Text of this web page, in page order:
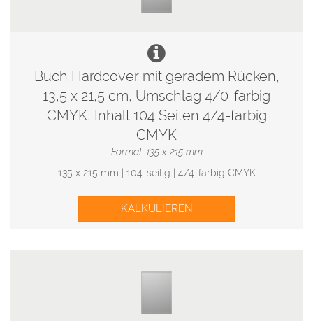
Buch Hardcover mit geradem Rücken,
13,5 x 21,5 cm, Umschlag 4/0-farbig
CMYK, Inhalt 104 Seiten 4/4-farbig
CMYK
Format: 135 x 215 mm
135 x 215 mm | 104-seitig | 4/4-farbig CMYK
KALKULIEREN